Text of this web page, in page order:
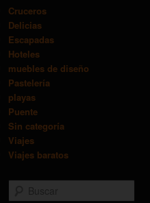
Cruceros
Delicias
Escapadas
Hoteles
muebles de diseño
Pastelería
playas
Puente
Sin categoría
Viajes
Viajes baratos